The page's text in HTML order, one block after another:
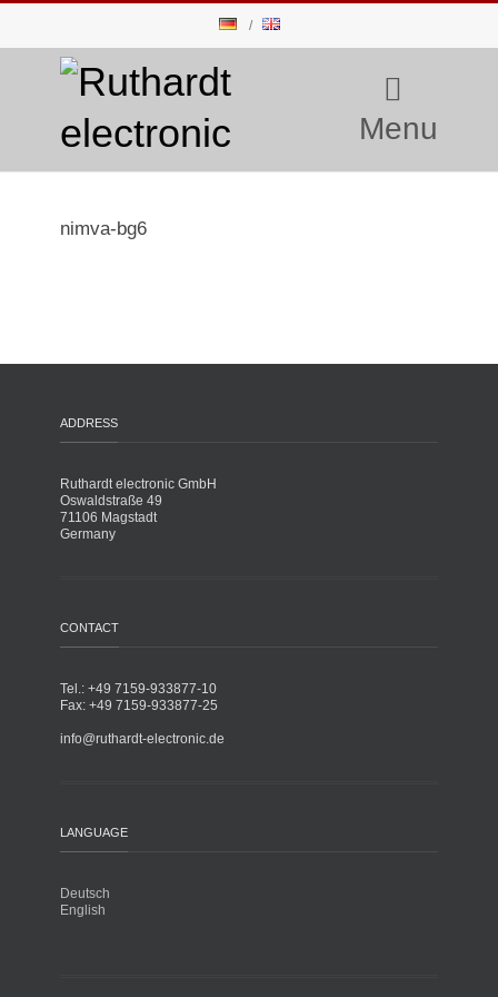
Menu
nimva-bg6
ADDRESS
Ruthardt electronic GmbH
Oswaldstraße 49
71106 Magstadt
Germany
CONTACT
Tel.: +49 7159-933877-10
Fax: +49 7159-933877-25
info@ruthardt-electronic.de
LANGUAGE
Deutsch
English